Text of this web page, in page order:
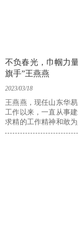
不负春光，巾帼力
旗手”王燕燕
2023/03/18
王燕燕，现任山东华
工作以来，一直从事
求精的工作精神和敢
作中，至今已奋斗了